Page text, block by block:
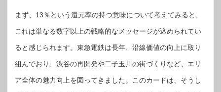
まず、13％という還元率の持つ意味について考えてみると、
これは単なる数字以上の戦略的なメッセージが込められてい
ると感じられます。東急電鉄は長年、沿線価値の向上に取り
組んでおり、渋谷の再開発や二子玉川の街づくりなど、エリ
ア全体の魅力向上を図ってきました。このカードは、そうし